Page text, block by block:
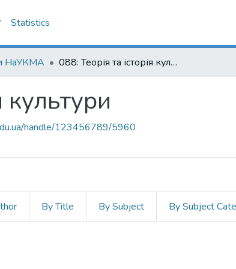
Statistics
НаУКМА 088: Теорія та історія культури
культури
handle/123456789/5960
By Title By Subject By Subject